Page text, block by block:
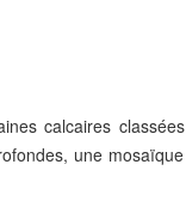
calcaires classées
une mosaïque